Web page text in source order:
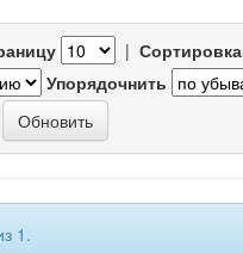
| Сортировка
Упорядочнить
1.